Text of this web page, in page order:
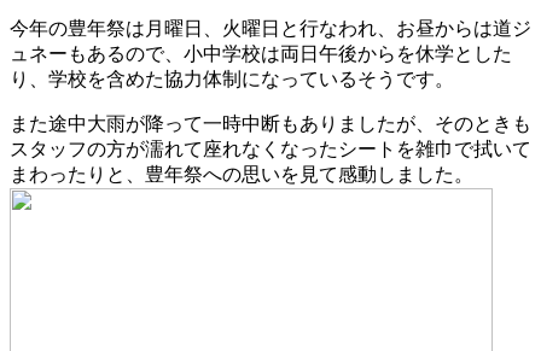
今年の豊年祭は月曜日、火曜日と行なわれ、お昼からは道ジ
ュネーもあるので、小中学校は両日午後からを休学とした
り、学校を含めた協力体制になっているそうです。
また途中大雨が降って一時中断もありましたが、そのときも
スタッフの方が濡れて座れなくなったシートを雑巾で拭いて
まわったりと、豊年祭への思いを見て感動しました。